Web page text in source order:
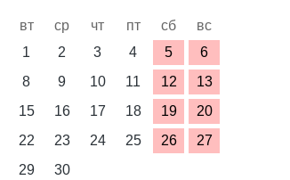
вт ср чт пт сб
вс
1
2 3 4 5
6
8 9 10 11 12
13
15 16 17 18 19
20
22 23 24 25 26
27
29 30